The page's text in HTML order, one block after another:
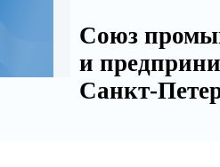
Союз
и
Санкт-